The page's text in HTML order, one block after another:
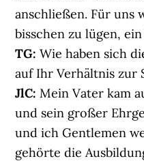
anschließen. Für uns
bisschen zu lügen,
TG: Wie haben sich
auf Ihr Verhältnis zur
JlC: Mein Vater kam
und sein großer
und ich Gentlemen
gehörte die